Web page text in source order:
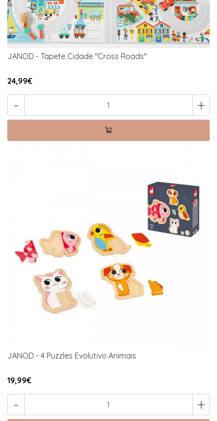
JANOD - Tapete Cidade "Cross Roads"
24,99€
- +
JANOD - 4 Puzzles Evolutivo Animais
19,99€
- +